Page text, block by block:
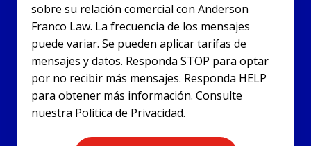
sobre su relación comercial con Anderson
Franco Law. La frecuencia de los mensajes
puede variar. Se pueden aplicar tarifas de
mensajes y datos. Responda STOP para optar
por no recibir más mensajes. Responda HELP
para obtener más información. Consulte
nuestra Política de Privacidad.